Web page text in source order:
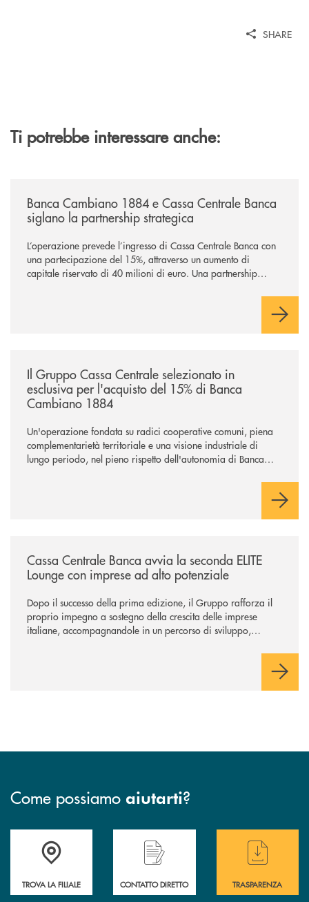
SHARE
Ti potrebbe interessare anche:
Banca Cambiano 1884 e Cassa Centrale Banca
siglano la partnership strategica
L’operazione prevede l’ingresso di Cassa Centrale Banca con
una partecipazione del 15%, attraverso un aumento di
capitale riservato di 40 milioni di euro. Una partnership
comuni e sulla prossimità ai territori, per ampliare l’offerta e
Il Gruppo Cassa Centrale selezionato in
esclusiva per l'acquisto del 15% di Banca
Cambiano 1884
Un'operazione fondata su radici cooperative comuni, piena
complementarietà territoriale e una visione industriale di
lungo periodo, nel pieno rispetto dell'autonomia di Banca
negoziazione esclusiva per la finalizzazione dell’operazione.
Cassa Centrale Banca avvia la seconda ELITE
Lounge con imprese ad alto potenziale
Dopo il successo della prima edizione, il Gruppo rafforza il
proprio impegno a sostegno della crescita delle imprese
italiane, accompagnandole in un percorso di sviluppo,
Come possiamo aiutarti?
Accedi all' elenco completo delle filiali
TROVA LA FILIALE
Hai bisogno di assistenza immediata ?
CONTATTO DIRETTO
Hai bisogno di
TRASPARENZA